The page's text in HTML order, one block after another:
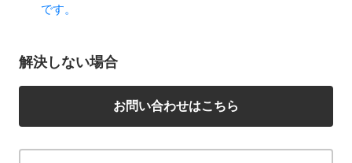
です。
解決しない場合
お問い合わせはこちら